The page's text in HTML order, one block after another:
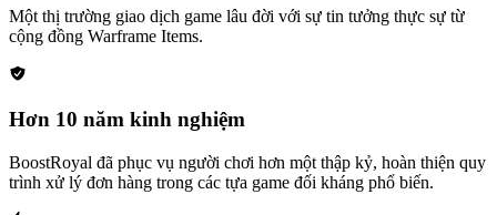
Một thị trường giao dịch game lâu đời với sự tin tưởng thực sự từ
cộng đồng Warframe Items.
Hơn 10 năm kinh nghiệm
BoostRoyal đã phục vụ người chơi hơn một thập kỷ, hoàn thiện quy
trình xử lý đơn hàng trong các tựa game đối kháng phổ biến.